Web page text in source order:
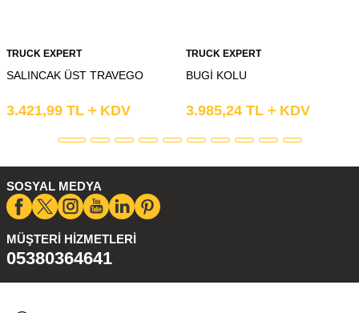
TRUCK EXPERT
SALINCAK ÜST TRAVEGO
3.421,99 TL KDV
TRUCK EXPERT
BUGİ KOLU
3.985,24TL KDV
SOSYAL MEDYA
MÜŞTERI HIZMETLERI
05380364641